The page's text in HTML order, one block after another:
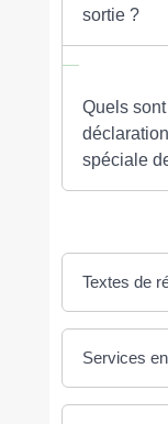
sortie ?
Quels
spéciale
Textes de
Services